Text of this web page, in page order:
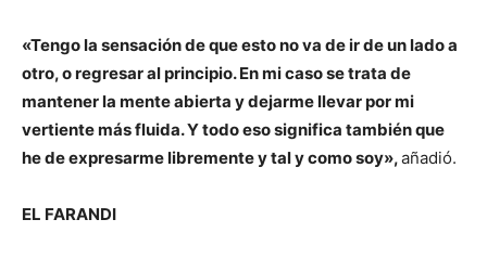
«Tengo la sensación de que esto no va de ir de un lado a
otro, o regresar al principio. En mi caso se trata de
mantener la mente abierta y dejarme llevar por mi
vertiente más fluida. Y todo eso significa también que
he de expresarme libremente y tal y como soy»,añadió.
EL FARANDI